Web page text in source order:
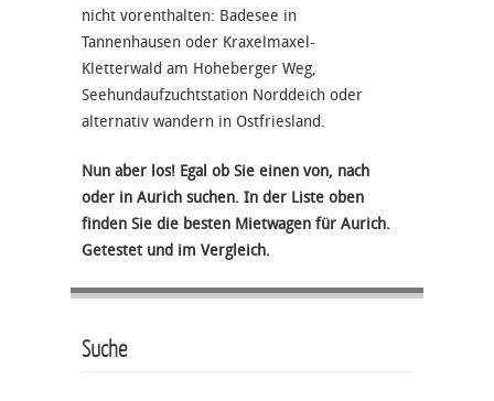
nicht vorenthalten: Badesee in
Tannenhausen oder Kraxelmaxel-
Kletterwald am Hoheberger Weg,
Seehundaufzuchtstation Norddeich oder
alternativ wandern in Ostfriesland.
Nun aber los! Egal ob Sie einen von, nach
oder in Aurich suchen. In der Liste oben
finden Sie die besten Mietwagen für Aurich.
Getestet und im Vergleich.
Suche